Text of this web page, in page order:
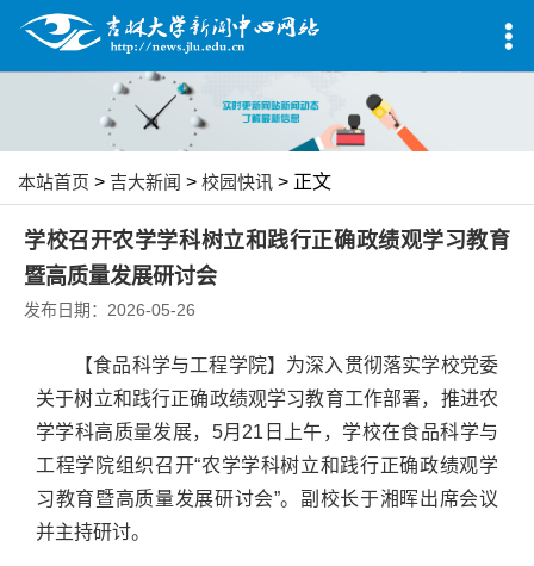
本站首页 > 吉大新闻 > 校园快讯 > 正文
学校召开农学学科树立和践行正确政绩观学习教育
暨高质量发展研讨会
发布日期：2026-05-26
【食品科学与工程学院】为深入贯彻落实学校党委
关于树立和践行正确政绩观学习教育工作部署，推进农
学学科高质量发展，5月21日上午，学校在食品科学与
工程学院组织召开“农学学科树立和践行正确政绩观学
习教育暨高质量发展研讨会”。副校长于湘晖出席会议
并主持研讨。